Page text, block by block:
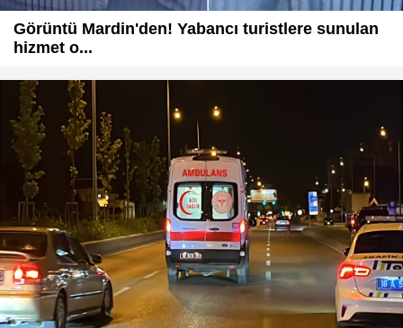
Görüntü Mardin'den! Yabancı turistlere sunulan
hizmet o...